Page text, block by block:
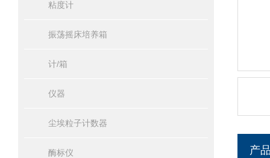
粘度计
振荡摇床培养箱
计/箱
仪器
尘埃粒子计数器
酶标仪 产